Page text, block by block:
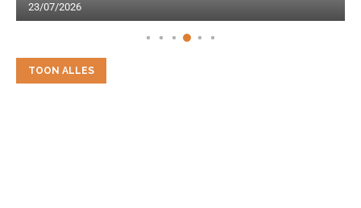
23/07/2026
TOON ALLES